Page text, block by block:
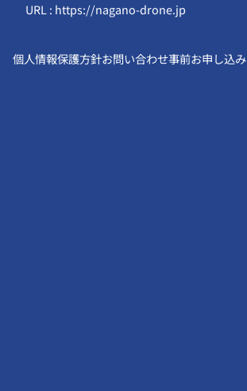
URL : https://nagano-drone.jp
個人情報保護方針お問い合わせ事前お申し込み